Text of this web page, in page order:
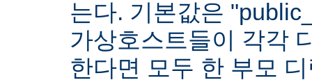
는다. 기본값은
가상호스트들이 각각
한다면 모두 한 부모